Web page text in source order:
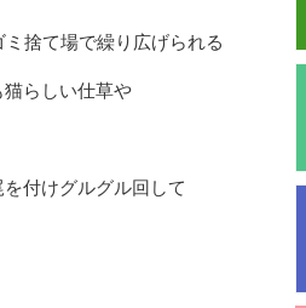
捨て場で繰り広げられる
らしい仕草や
付けグルグル回して